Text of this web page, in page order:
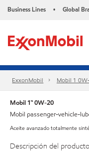
Business Lines • Global
ExxonMobil Mobil 1
Mobil 1™ 0W-20
Mobil passenger-vehicle-
Aceite avanzado totalmente
Descripción del producto